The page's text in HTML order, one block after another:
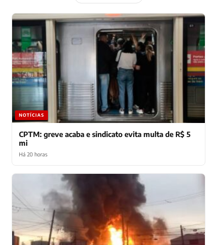
NOTÍCIAS
CPTM: greve acaba e sindicato evita multa de R$ 5
mi
Há 20 horas